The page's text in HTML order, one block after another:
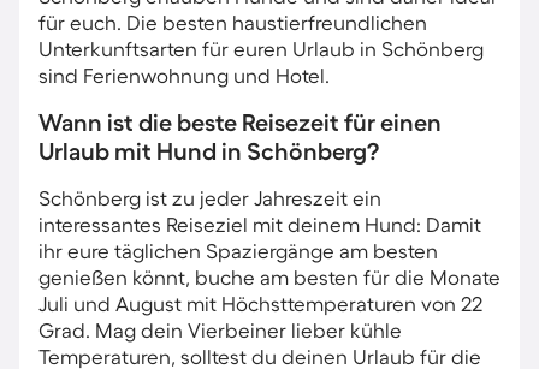
für euch. Die besten haustierfreundlichen
Unterkunftsarten für euren Urlaub in Schönberg
sind Ferienwohnung und Hotel.
Wann ist die beste Reisezeit für einen
Urlaub mit Hund in Schönberg?
Schönberg ist zu jeder Jahreszeit ein
interessantes Reiseziel mit deinem Hund: Damit
ihr eure täglichen Spaziergänge am besten
genießen könnt, buche am besten für die Monate
Juli und August mit Höchsttemperaturen von 22
Grad. Mag dein Vierbeiner lieber kühle
Temperaturen, solltest du deinen Urlaub für die